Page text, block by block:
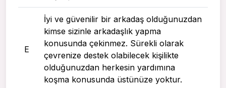
E
İyi ve güvenilir bir arkadaş olduğunuzdan
kimse sizinle arkadaşlık yapma
konusunda çekinmez. Sürekli olarak
çevrenize destek olabilecek kişilikte
olduğunuzdan herkesin yardımına
koşma konusunda üstünüze yoktur.